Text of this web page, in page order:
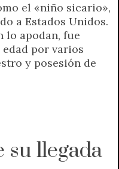
el «niño sicario»,
a Estados Unidos.
lo apodan, fue
edad por varios
y posesión de
su llegada